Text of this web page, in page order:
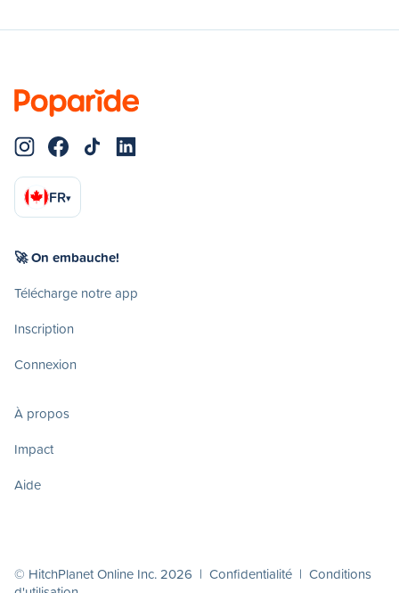
FR▾
🚀 On embauche!
Télécharge notre app
Inscription
Connexion
À propos
Impact
Aide
© HitchPlanet Online Inc. 2026 | Confidentialité | Conditions